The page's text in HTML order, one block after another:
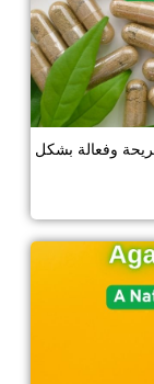
وفعالة بشكل